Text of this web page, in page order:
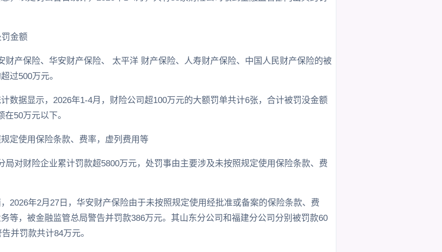
金额
财产保险、华安财产保险、 太平洋 财产保险、人寿财产保险、中国人民财产保险的被
过500万元。
数据显示，2026年1-4月，财险公司超100万元的大额罚单共计6张，合计被罚没金额
50万元以下。
定使用保险条款、费率，虚列费用等
局对财险企业累计罚款超5800万元，处罚事由主要涉及未按照规定使用保险条款、费
2026年2月27日，华安财产保险由于未按照规定使用经批准或备案的保险条款、费
等，被金融监管总局警告并罚款386万元。其山东分公司和福建分公司分别被罚款60
并罚款共计84万元。